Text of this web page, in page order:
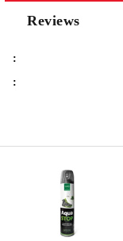
Reviews
:
: